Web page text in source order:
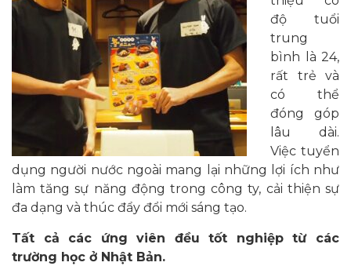
độ tuổi
trung
bình là 24,
rất trẻ và
có thể
đóng góp
lâu dài.
Việc tuyển
dụng người nước ngoài mang lại những lợi ích như
làm tăng sự năng động trong công ty, cải thiện sự
đa dạng và thúc đẩy đổi mới sáng tạo.
Tất cả các ứng viên đều tốt nghiệp từ các
trường học ở Nhật Bản.